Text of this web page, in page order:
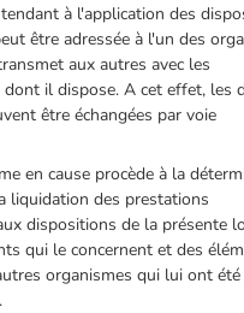
à l'application des
être adressée à l'un des
aux autres avec les
dont il dispose. A cet effet, les
être échangées par voie
en cause procède à la
liquidation des prestations
dispositions de la présente
qui le concernent et des
organismes qui lui ont été